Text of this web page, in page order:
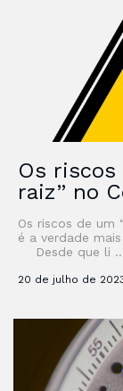
Os riscos
raiz” no
Os riscos de um
é a verdade
Desde que li
20 de julho de